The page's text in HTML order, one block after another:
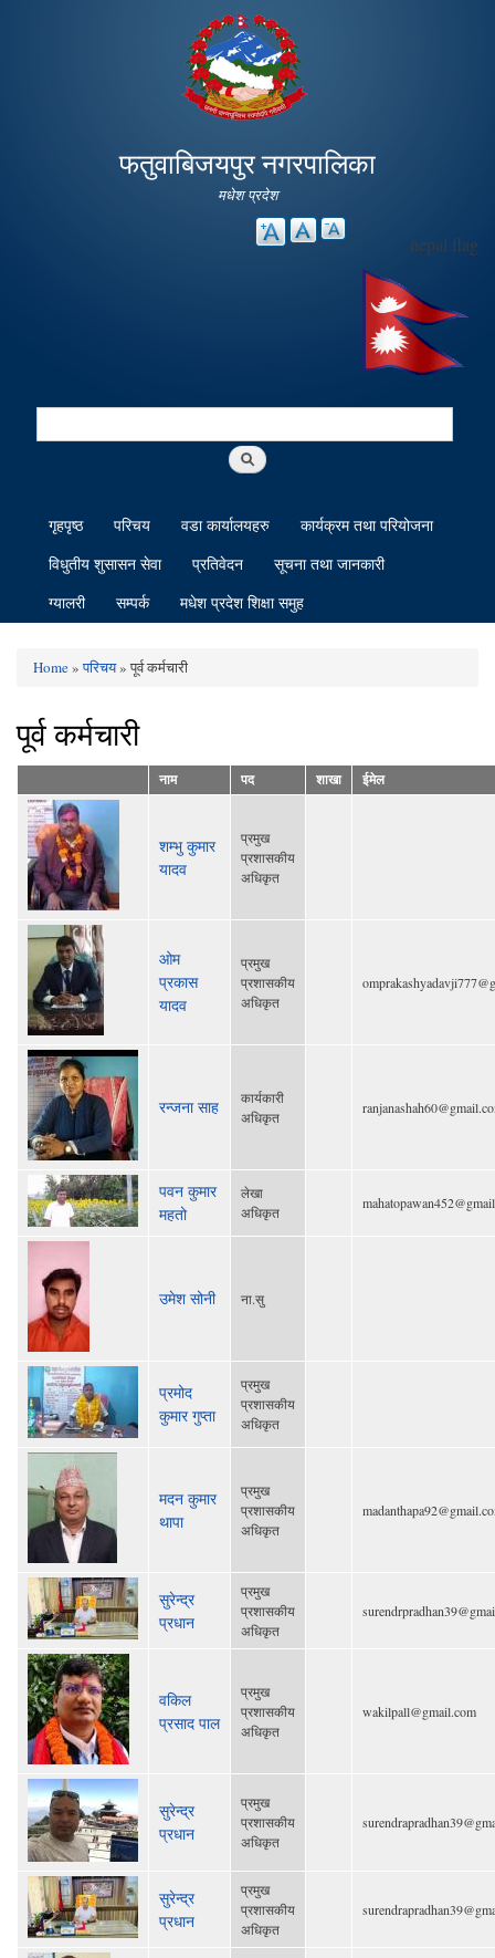
main
content
फतुवाबिजयपुर नगरपालिका
मधेश प्रदेश
nepal flag
Search
गृहपृष्ठ परिचय वडा कार्यालयहरु
कार्यक्रम तथा परियोजना
विधुतीय शुसासन सेवा
प्रतिवेदन
सूचना तथा जानकारी
ग्यालरी
सम्पर्क मधेश प्रदेश शिक्षा समुह
Home»परिचय» पूर्व कर्मचारी
पूर्व कर्मचारी
नाम पद शाखा ईमेल
शम्भु कुमार
यादव
प्रमुख
प्रशासकीय
अधिकृत
ओम
प्रकास
यादव
प्रमुख
प्रशासकीय
अधिकृत
रन्जना साह
कार्यकारी
अधिकृत
पवन कुमार
महतो
लेखा
अधिकृत
उमेश सोनी ना.सु
प्रमोद
कुमार गुप्ता
प्रमुख
प्रशासकीय
अधिकृत
मदन कुमार
थापा
प्रमुख
प्रशासकीय
अधिकृत
सुरेन्द्र
प्रधान
प्रमुख
प्रशासकीय
अधिकृत
वकिल
प्रसाद पाल
प्रमुख
प्रशासकीय
अधिकृत
wakilpall@gmail.com
सुरेन्द्र
प्रधान
प्रमुख
प्रशासकीय
अधिकृत
सुरेन्द्र
प्रधान
प्रमुख
प्रशासकीय
अधिकृत